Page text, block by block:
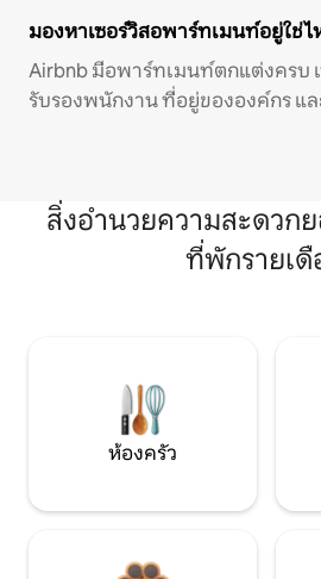
มองหาเซอร์วิสอพาร์ทเมนท์อยู่ใช่ไ
Airbnb มีอพาร์ทเมนท์ตกแต่งครบ
รับรองพนักงาน ที่อยู่ขององค์กร แ
สิ่งอำนวยความสะดวก
ที่พักรายเ
ห้องครัว